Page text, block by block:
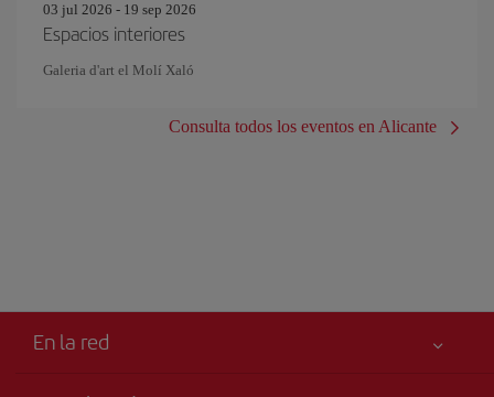
03 jul 2026 - 19 sep 2026
Espacios interiores
Galeria d'art el Molí Xaló
Consulta todos los eventos en Alicante
En la red